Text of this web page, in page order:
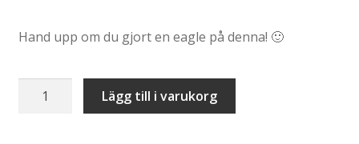
Hand upp om du gjort en eagle på denna! 🙂
Mugg:
Ymer
Lägg till i varukorg